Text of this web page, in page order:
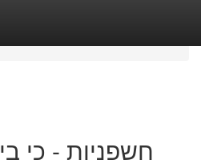
חשפניות - כי